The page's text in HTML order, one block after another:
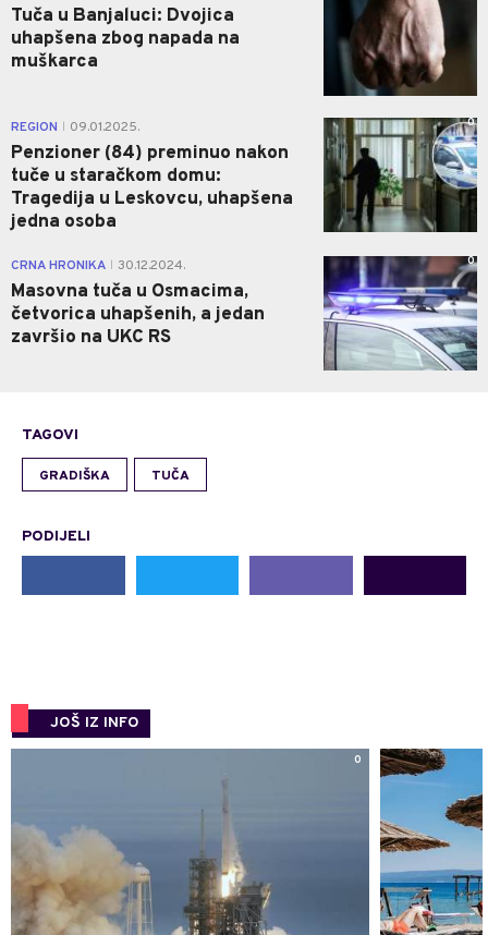
Tuča u Banjaluci: Dvojica
uhapšena zbog napada na
muškarca
REGION 09.01.2025.
Penzioner (84) preminuo nakon
tuče u staračkom domu:
Tragedija u Leskovcu, uhapšena
jedna osoba
0
CRNA HRONIKA 30.12.2024.
Masovna tuča u Osmacima,
četvorica uhapšenih, a jedan
završio na UKC RS
0
TAGOVI
GRADIŠKA TUČA
PODIJELI
JOŠ IZ INFO
0